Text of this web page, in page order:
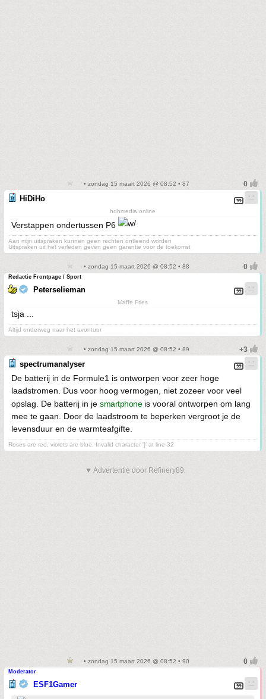
• zondag 15 maart 2026 @ 08:52 • 87
HiDiHo
hdhmedia.online
Verstappen ondertussen P6
Aan mijn uitspraken kunnen geen rechten ontleend worden
Uitspraken uit het verleden geven geen garantie voor de toekomst
• zondag 15 maart 2026 @ 08:52 • 88
Redactie Frontpage / Sport
Peterselieman
Maffe Fries
tsja ...
Altijd onderweg naar het avontuur
• zondag 15 maart 2026 @ 08:52 • 89
spectrumanalyser
De batterij in de Formule1 is ontworpen voor zeer hoge
laadstromen. Dus voor hoog vermogen, niet zozeer voor veel
opslag. De batterij in je smartphoneis vooral ontworpen om lang
mee te gaan. Door de laadstroom te beperken vergroot je de
levensduur en de warmteafgifte.
Roses are red, violets are blue. Invalid character '}' at line 32
▼ Advertentie door Refinery89
• zondag 15 maart 2026 @ 08:52 • 90
Moderator
ESF1Gamer